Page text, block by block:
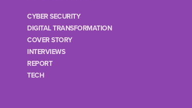
CYBER SECURITY
DIGITAL TRANSFORMATION
COVER STORY
INTERVIEWS
REPORT
TECH